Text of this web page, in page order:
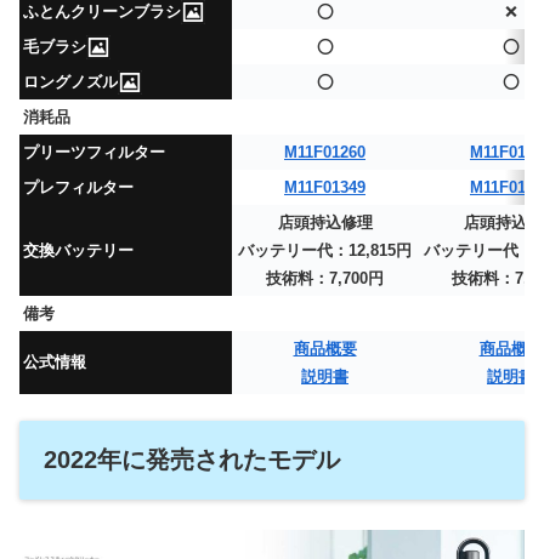
ふとんクリーンブラシ ⭕
❌
毛ブラシ
⭕
⭕
ロングノズル
⭕
⭕
消耗品
プリーツフィルター
M11F01260
プレフィルター
M11F01349
交換バッテリー
店頭持込修理
バッテリー代：12,815円
技術料：7,700円
店頭持込
バッテリー代：
技術料：
備考
公式情報
商品概要
説明書
商品概要
説明書
2022年に発売されたモデル